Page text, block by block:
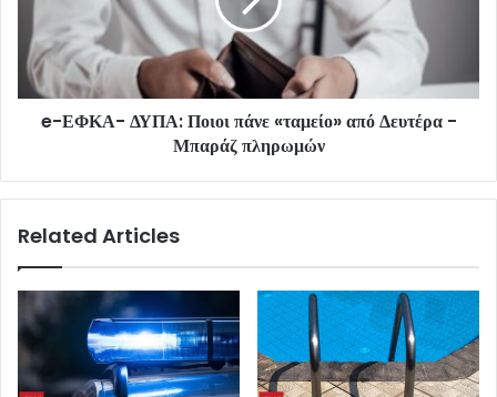
e-ΕΦΚΑ- ΔΥΠΑ: Ποιοι πάνε «ταμείο» από Δευτέρα -
Μπαράζ πληρωμών
Related Articles